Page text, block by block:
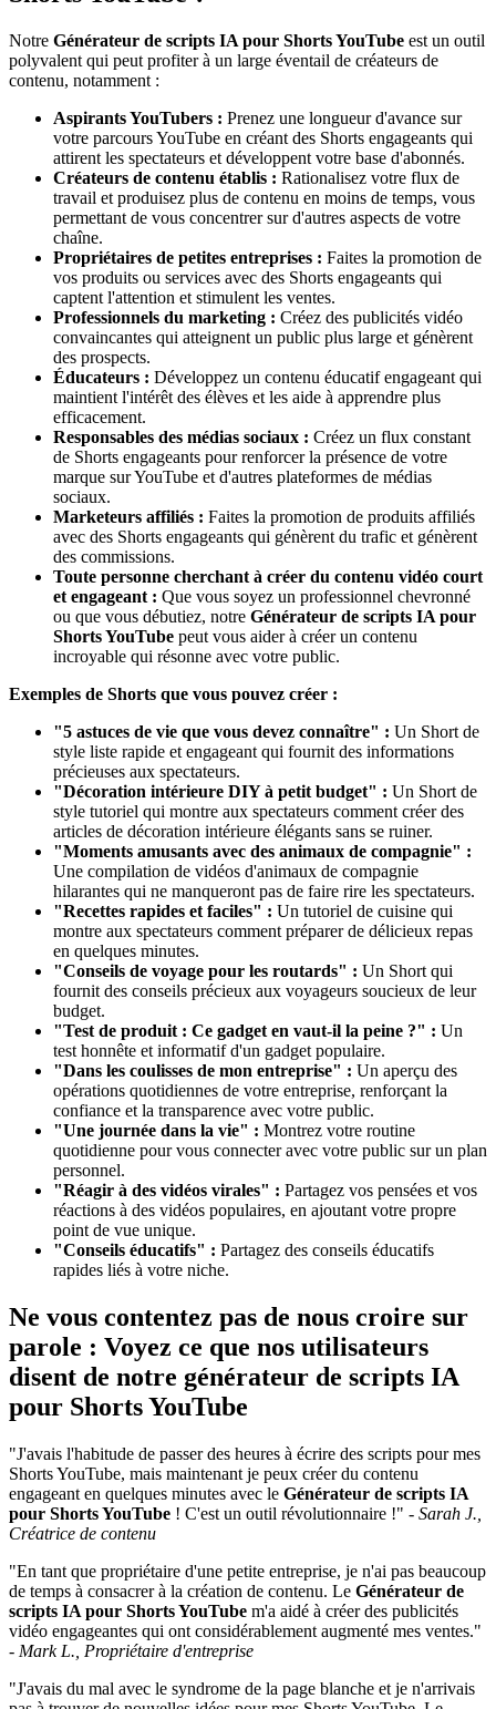
Notre Générateur de scripts IA pour Shorts YouTube est un outil
polyvalent qui peut profiter à un large éventail de créateurs de
contenu, notamment :
Aspirants YouTubers : Prenez une longueur d'avance sur
votre parcours YouTube en créant des Shorts engageants qui
attirent les spectateurs et développent votre base d'abonnés.
Créateurs de contenu établis : Rationalisez votre flux de
travail et produisez plus de contenu en moins de temps, vous
permettant de vous concentrer sur d'autres aspects de votre
chaîne.
Propriétaires de petites entreprises : Faites la promotion de
vos produits ou services avec des Shorts engageants qui
captent l'attention et stimulent les ventes.
Professionnels du marketing : Créez des publicités vidéo
convaincantes qui atteignent un public plus large et génèrent
des prospects.
Éducateurs : Développez un contenu éducatif engageant qui
maintient l'intérêt des élèves et les aide à apprendre plus
efficacement.
Responsables des médias sociaux : Créez un flux constant
de Shorts engageants pour renforcer la présence de votre
marque sur YouTube et d'autres plateformes de médias
sociaux.
Marketeurs affiliés : Faites la promotion de produits affiliés
avec des Shorts engageants qui génèrent du trafic et génèrent
des commissions.
Toute personne cherchant à créer du contenu vidéo court
et engageant : Que vous soyez un professionnel chevronné
ou que vous débutiez, notre Générateur de scripts IA pour
Shorts YouTube peut vous aider à créer un contenu
incroyable qui résonne avec votre public.
Exemples de Shorts que vous pouvez créer :
"5 astuces de vie que vous devez connaître" : Un Short de
style liste rapide et engageant qui fournit des informations
précieuses aux spectateurs.
"Décoration intérieure DIY à petit budget" : Un Short de
style tutoriel qui montre aux spectateurs comment créer des
articles de décoration intérieure élégants sans se ruiner.
"Moments amusants avec des animaux de compagnie" :
Une compilation de vidéos d'animaux de compagnie
hilarantes qui ne manqueront pas de faire rire les spectateurs.
"Recettes rapides et faciles" : Un tutoriel de cuisine qui
montre aux spectateurs comment préparer de délicieux repas
en quelques minutes.
"Conseils de voyage pour les routards" : Un Short qui
fournit des conseils précieux aux voyageurs soucieux de leur
budget.
"Test de produit : Ce gadget en vaut-il la peine ?" : Un
test honnête et informatif d'un gadget populaire.
"Dans les coulisses de mon entreprise" : Un aperçu des
opérations quotidiennes de votre entreprise, renforçant la
confiance et la transparence avec votre public.
"Une journée dans la vie" : Montrez votre routine
quotidienne pour vous connecter avec votre public sur un plan
personnel.
"Réagir à des vidéos virales" : Partagez vos pensées et vos
réactions à des vidéos populaires, en ajoutant votre propre
point de vue unique.
"Conseils éducatifs" : Partagez des conseils éducatifs
rapides liés à votre niche.
Ne vous contentez pas de nous croire sur
parole : Voyez ce que nos utilisateurs
disent de notre générateur de scripts IA
pour Shorts YouTube
"J'avais l'habitude de passer des heures à écrire des scripts pour mes
Shorts YouTube, mais maintenant je peux créer du contenu
engageant en quelques minutes avec le Générateur de scripts IA
pour Shorts YouTube ! C'est un outil révolutionnaire !" - Sarah J.,
Créatrice de contenu
"En tant que propriétaire d'une petite entreprise, je n'ai pas beaucoup
de temps à consacrer à la création de contenu. Le Générateur de
scripts IA pour Shorts YouTube m'a aidé à créer des publicités
vidéo engageantes qui ont considérablement augmenté mes ventes."
- Mark L., Propriétaire d'entreprise
"J'avais du mal avec le syndrome de la page blanche et je n'arrivais